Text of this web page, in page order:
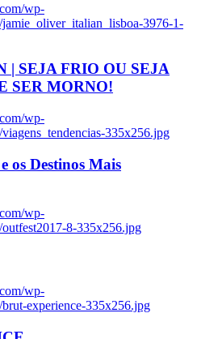
wp-
3976-1-
| SEJA FRIO OU SEJA
SER MORNO!
wp-
335x256.jpg
os Destinos Mais
wp-
8-335x256.jpg
wp-
experience-335x256.jpg